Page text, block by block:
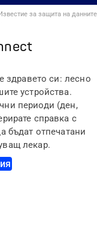
за защита на данните
здравето си: лесно
устройства.
периоди (ден,
справка с
бъдат отпечатани
лекар.